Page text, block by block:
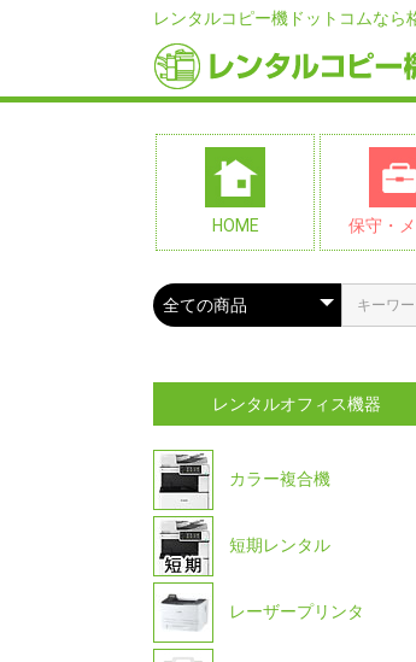
レンタルコピー機ドットコムなら
HOME 保守・
レンタルオフィス機器
カラー複合機
短期レンタル
レーザープリンタ